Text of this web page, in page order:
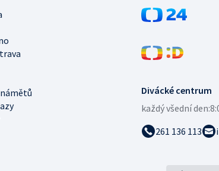
Divácké centrum
každý všední den:
261 136 113